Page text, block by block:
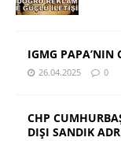
IGMG PAPA’NIN
26.04.2025 0
CHP
DIŞI SANDIK